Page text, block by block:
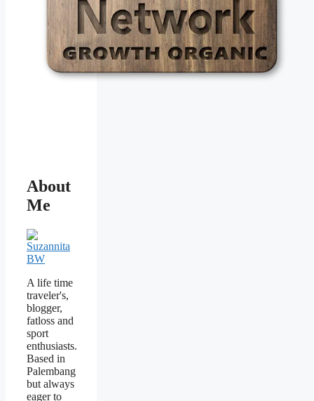
About
Me
A life time
traveler's,
blogger,
fatloss and
sport
enthusiasts.
Based in
Palembang
but always
eager to